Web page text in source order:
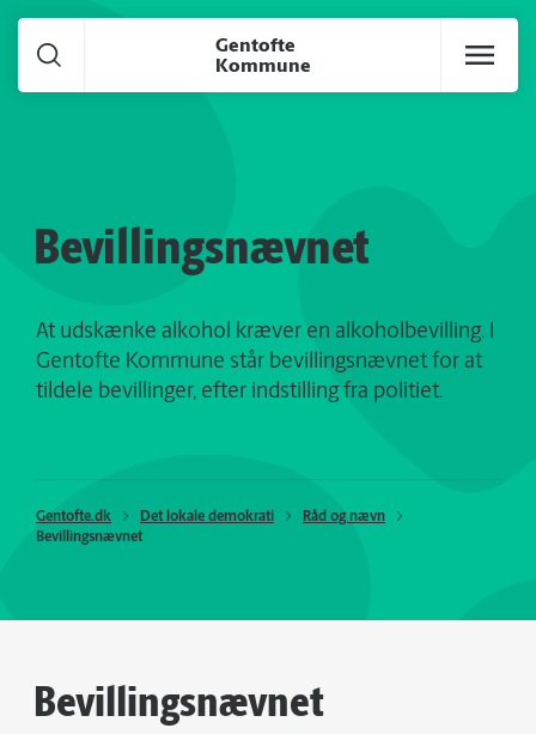
Gentofte
Kommune
Bevillingsnævnet
At udskænke alkohol kræver en alkoholbevilling. I
Gentofte Kommune står bevillingsnævnet for at
tildele bevillinger, efter indstilling fra politiet.
Gentofte.dk Det lokale demokrati
Råd og nævn
Bevillingsnævnet
Bevillingsnævnet